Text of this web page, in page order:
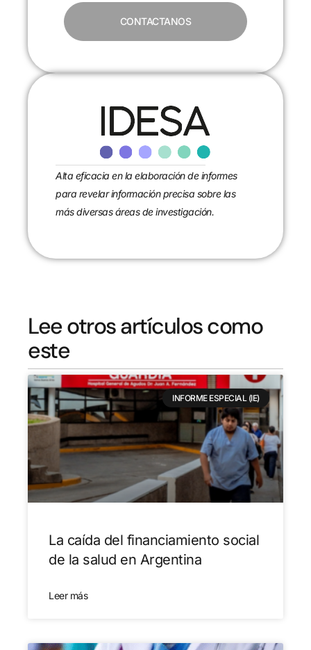
CONTACTANOS
Alta eficacia en la elaboración de informes
para revelar información precisa sobre las
más diversas áreas de investigación.
Lee otros artículos como
este
INFORME ESPECIAL (IE)
La caída del financiamiento social
de la salud en Argentina
Leer más